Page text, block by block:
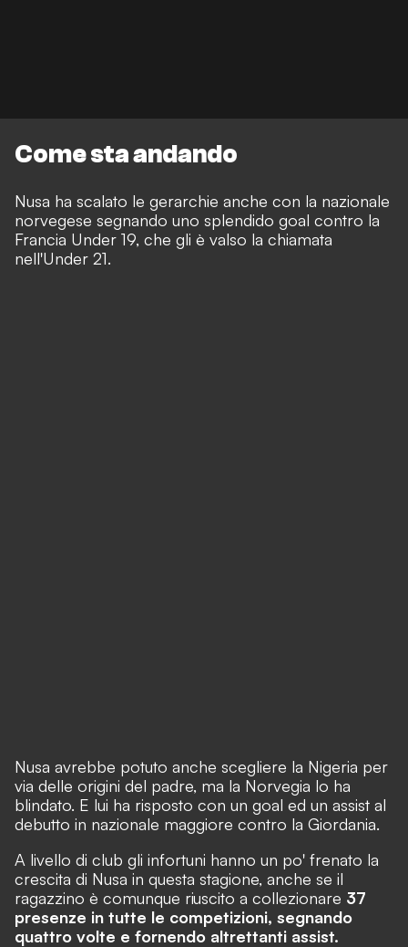
Come sta andando
Nusa ha scalato le gerarchie anche con la nazionale
norvegese segnando uno splendido goal contro la
Francia Under 19, che gli è valso la chiamata
nell'Under 21.
Nusa avrebbe potuto anche scegliere la Nigeria per
via delle origini del padre, ma la Norvegia lo ha
blindato. E lui ha risposto con un goal ed un assist al
debutto in nazionale maggiore contro la Giordania.
A livello di club gli infortuni hanno un po' frenato la
crescita di Nusa in questa stagione, anche se il
ragazzino è comunque riuscito a collezionare 37
presenze in tutte le competizioni, segnando
quattro volte e fornendo altrettanti assist.